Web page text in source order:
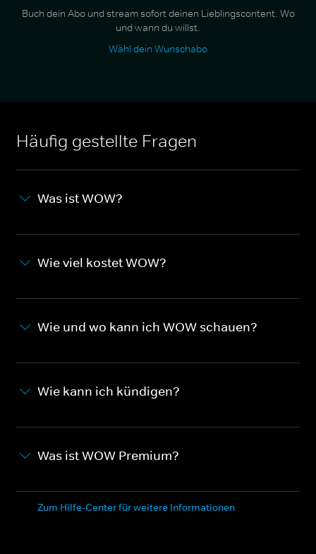
Buch dein Abo und stream sofort deinen Lieblingscontent. Wo
und wann du willst.
Wähl dein Wunschabo
Häufig gestellte Fragen
Was ist WOW?
Wie viel kostet WOW?
Wie und wo kann ich WOW schauen?
Wie kann ich kündigen?
Was ist WOW Premium?
Zum Hilfe-Center für weitere Informationen